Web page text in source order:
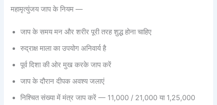
महामृत्युंजय जाप के नियम —
जाप के समय मन और शरीर पूरी तरह शुद्ध होना चाहिए
रुद्राक्ष माला का उपयोग अनिवार्य है
पूर्व दिशा की ओर मुख करके जाप करें
जाप के दौरान दीपक अवश्य जलाएं
निश्चित संख्या में मंत्र जाप करें — 11,000 / 21,000 या 1,25,000